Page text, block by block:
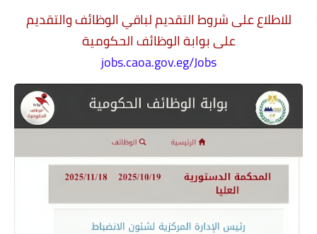
للاطلاع على شروط التقديم لباقي الوظائف والتقديم
على بوابة الوظائف الحكومية
jobs.caoa.gov.eg/Jobs